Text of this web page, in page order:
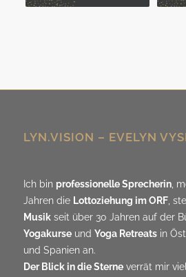
LYN.VISION – EVELYN
Ich bin professionelle Sprecherin,
Jahren die Lottoziehung im ORF,
Musikseit über 30 Jahren auf der
Yogakurseund Yoga Retreatsin
und Spanien an.
Der Blick in die Sterneverrät mir